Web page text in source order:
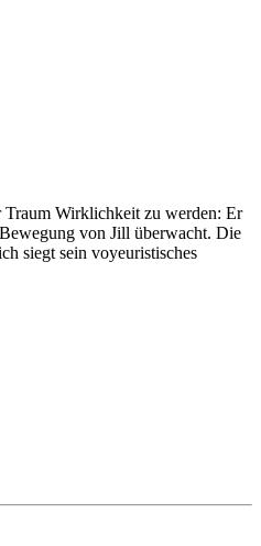
Traum Wirklichkeit zu werden: Er
von Jill überwacht. Die
siegt sein voyeuristisches